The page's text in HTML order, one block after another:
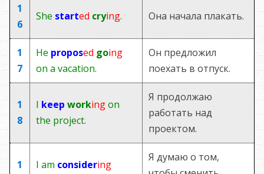
1
6
She started crying. Она начала плакать.
1
7
He proposed going
on a vacation.
Он предложил
поехать в отпуск.
1
8
I keep workingon
the project.
Я продолжаю
работать над
проектом.
1
I am considering
Я думаю о том,